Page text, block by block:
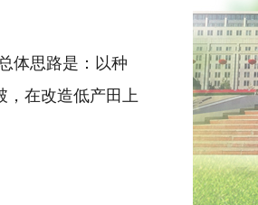
体思路是：以种
，在改造低产田上